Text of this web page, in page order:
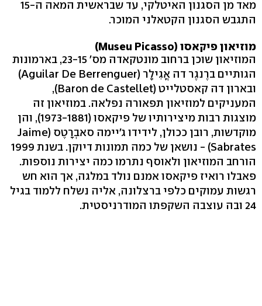
מאד מן הסגנון האיטלקי, עד שבראשית המאה ה-15
התגבש הסגנון הקטאלני המוכר.
מוזיאון פיקאסו (Museu Picasso)
המוזיאון שוכן ברחוב מונטקאדה מס' 23-15, בארמונות
הגותיים ברֶנגֶר דה אֳגִילָר (Aguilar De Berrenguer)
ובארון דה קאסטלייט (Baron de Castellet),
המעניקים למוזיאון תפאורה נפלאה. במוזיאון זה
מוצגות רבות מיצירותיו של פיקאסו (1973-1881), והן
מוקדשות, רובן ככולן, לידידו ג'יימה סאבְרָטֶס (Jaime
Sabrates) - נושאן של כמה תמונות דיוקן. בשנת 1999
הורחב המוזיאון ולאוסף נתרמו כמה יצירות נוספות.
פאבלו רואיז פיקאסו אמנם נולד במלגה, אך הוא חש
רגשות עמוקים כלפי ברצלונה, אליה נשלח ללמוד בגיל
24 ובה עוצבה השקפתו המודרניסטית.